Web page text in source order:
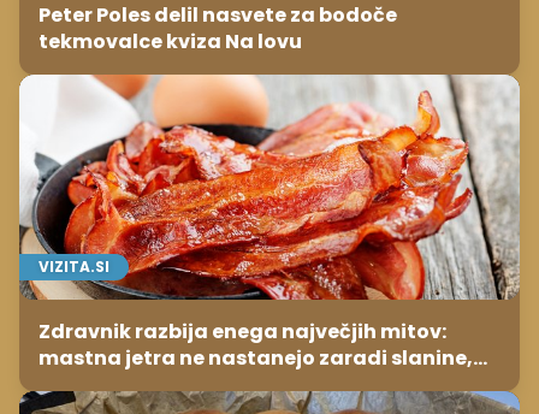
Peter Poles delil nasvete za bodoče
tekmovalce kviza Na lovu
VIZITA.SI
Zdravnik razbija enega največjih mitov:
mastna jetra ne nastanejo zaradi slanine,
temveč zaradi živila, ki ga imamo vsi radi